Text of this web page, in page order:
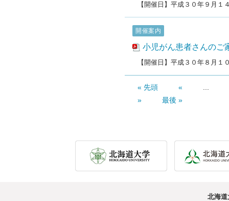
【開催日】平成３０年９月１
開催案内
小児がん患者さんのご
【開催日】平成３０年８月１
« 先頭 «
»
最後 »
北海